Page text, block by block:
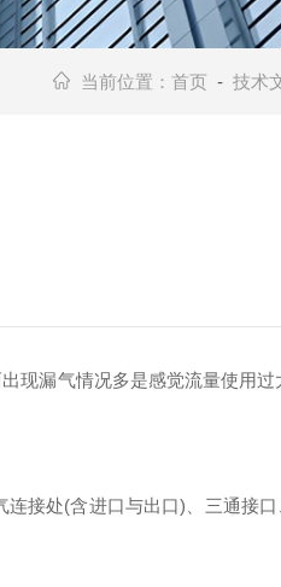
当前位置： 首页 - 技术
现漏气情况多是感觉流量使用
处(含进口与出口)、三通接口